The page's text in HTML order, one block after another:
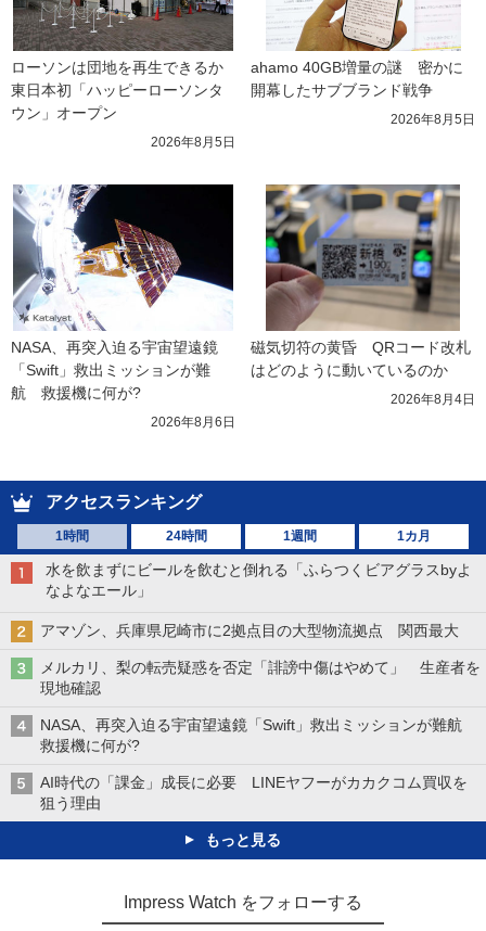
ローソンは団地を再生できるか
東日本初「ハッピーローソンタ
ウン」オープン
2026年8月5日
ahamo 40GB増量の謎　密かに
開幕したサブブランド戦争
2026年8月5日
NASA、再突入迫る宇宙望遠鏡
「Swift」救出ミッションが難
航　救援機に何が?
2026年8月6日
磁気切符の黄昏　QRコード改札
はどのように動いているのか
2026年8月4日
アクセスランキング
1時間 24時間 1週間 1カ月
水を飲まずにビールを飲むと倒れる「ふらつくビアグラスbyよ
なよなエール」
アマゾン、兵庫県尼崎市に2拠点目の大型物流拠点 関西最大
メルカリ、梨の転売疑惑を否定「誹謗中傷はやめて」 生産者を
現地確認
NASA、再突入迫る宇宙望遠鏡「Swift」救出ミッションが難航
救援機に何が?
AI時代の「課金」成長に必要 LINEヤフーがカカクコム買収を
狙う理由
もっと見る
Impress Watch をフォローする